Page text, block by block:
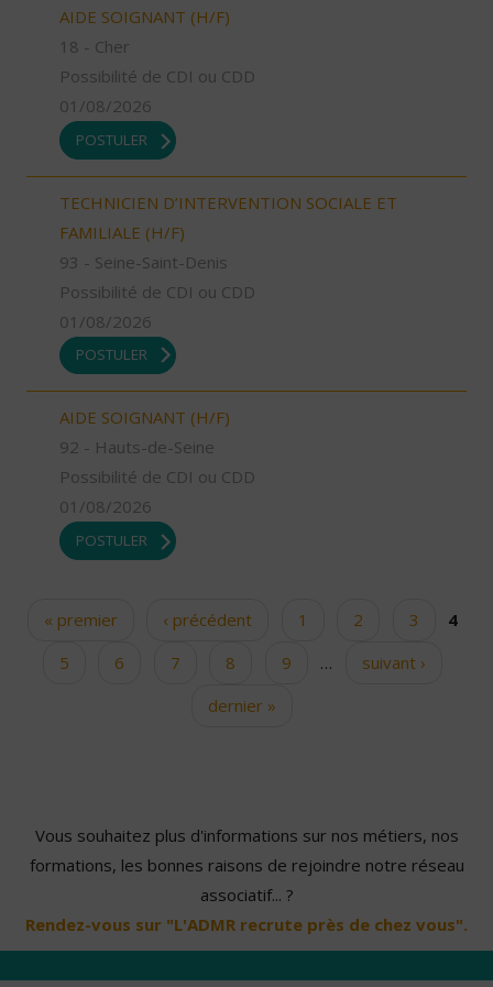
AIDE SOIGNANT (H/F)
18 - Cher
Possibilité de CDI ou CDD
01/08/2026
POSTULER
TECHNICIEN D’INTERVENTION SOCIALE ET
FAMILIALE (H/F)
93 - Seine-Saint-Denis
Possibilité de CDI ou CDD
01/08/2026
POSTULER
AIDE SOIGNANT (H/F)
92 - Hauts-de-Seine
Possibilité de CDI ou CDD
01/08/2026
POSTULER
Pages« premier ‹ précédent 1 2 3
4
5
6 7 8 9 …
suivant ›
dernier »
Vous souhaitez plus d'informations sur nos métiers, nos
formations, les bonnes raisons de rejoindre notre réseau
associatif... ?
Rendez-vous sur "L'ADMR recrute près de chez vous".